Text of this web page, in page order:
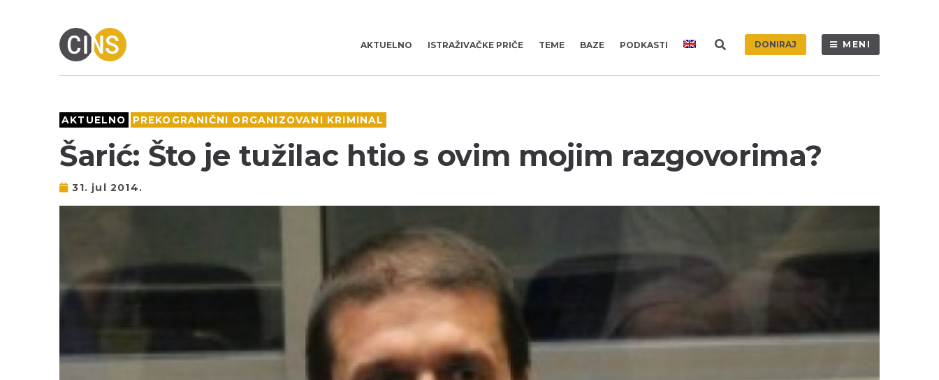
AKTUELNO ISTRAŽIVAČKE PRIČE TEME BAZE PODKASTI DONIRAJ MENI
AKTUELNO PREKOGRANIČNI ORGANIZOVANI KRIMINAL
Šarić: Što je tužilac htio s ovim mojim razgovorima?
31. jul 2014.